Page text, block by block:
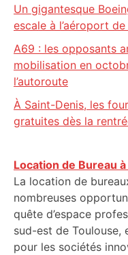
Un gigantesque
escale à l’aéroport
A69 : les opposants
mobilisation en
l’autoroute
À Saint-Denis, les
gratuites dès la
Location de Bureau
La location de
nombreuses
quête d’espace
sud-est de Toulouse,
pour les sociétés